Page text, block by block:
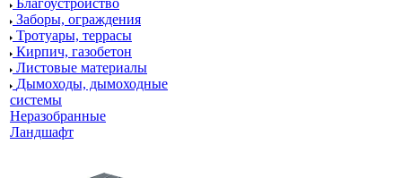
Благоустройство
Заборы, ограждения
Тротуары, террасы
Кирпич, газобетон
Листовые материалы
Дымоходы, дымоходные
системы
Неразобранные
Ландшафт